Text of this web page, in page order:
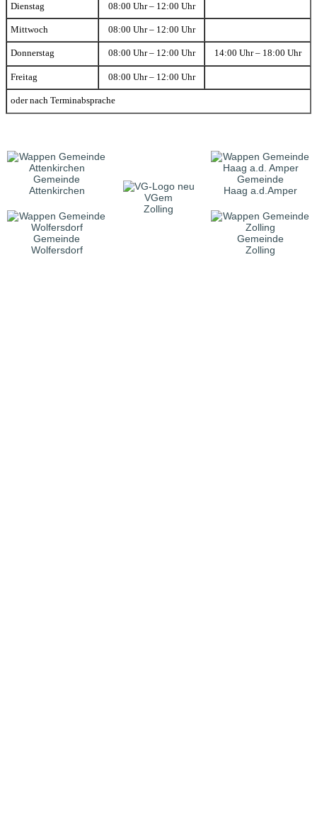
Dienstag 08:00 Uhr – 12:00 Uhr
Mittwoch 08:00 Uhr – 12:00 Uhr
Donnerstag 08:00 Uhr – 12:00 Uhr 14:00 Uhr – 18:00 Uhr
Freitag 08:00 Uhr – 12:00 Uhr
oder nach Terminabsprache
Gemeinde
Attenkirchen
VGem
Zolling
Gemeinde
Haag a.d.Amper
Gemeinde
Wolfersdorf
Gemeinde
Zolling